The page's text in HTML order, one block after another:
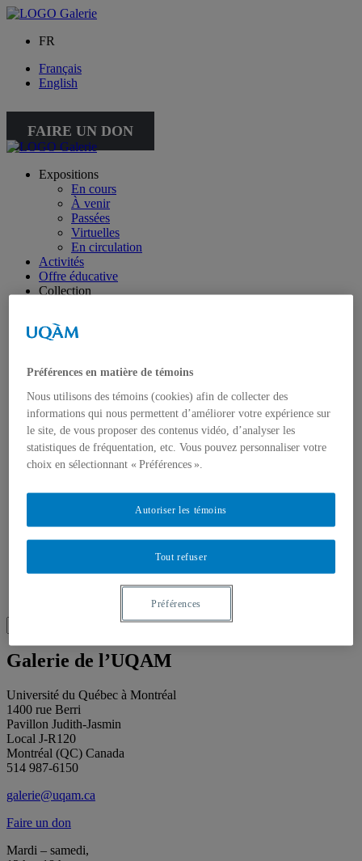
FR
Français
English
FAIRE UN DON
Expositions
En cours
À venir
Passées
Virtuelles
En circulation
Activités
Offre éducative
Collection
À propos de la collection
Toutes les publications
À propos des publications
À propos des Éditions les petits carnets
Actualités
À propos
Accessibilité
Contact
Historique
Proposition de projet
Partenaires
for:
Galerie de l’UQAM
Université du Québec à Montréal
1400 rue Berri
Pavillon Judith-Jasmin
Local J-R120
Montréal (QC) Canada
514 987-6150
galerie@uqam.ca
Faire un don
Mardi – samedi,
Préférences en matière de témoins
Nous utilisons des témoins (cookies) afin de collecter des
informations qui nous permettent d’améliorer votre expérience sur
le site, de vous proposer des contenus vidéo, d’analyser les
statistiques de fréquentation, etc. Vous pouvez personnaliser votre
choix en sélectionnant « Préférences ».
Tout refuser
Autoriser les témoins
Préférences